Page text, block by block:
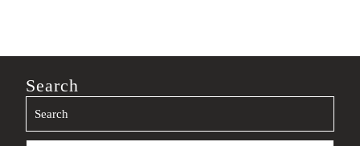
Search
Search